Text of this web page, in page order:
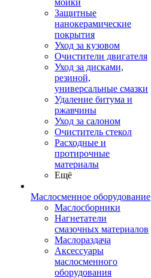
мойки
Защитные
нанокерамические
покрытия
Уход за кузовом
Очистители двигателя
Уход за дисками,
резиной,
универсальные смазки
Удаление битума и
ржавчины
Уход за салоном
Очиститель стекол
Расходные и
протирочные
материалы
Ещё
Маслосменное оборудование
Маслосборники
Нагнетатели
смазочных материалов
Маслораздача
Аксессуары
маслосменного
оборудования